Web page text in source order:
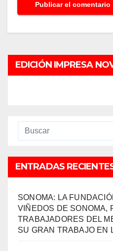
EDICIÓN IMPRESA
ENTRADAS
SONOMA: LA
VIÑEDOS DE SONOMA,
TRABAJADORES DEL
SU GRAN TRABAJO EN